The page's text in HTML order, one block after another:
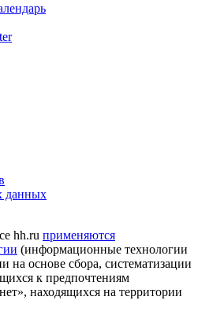
данных
hh.ru применяются
(информационные технологии
на основе сбора, систематизации
к предпочтениям
находящихся на территории